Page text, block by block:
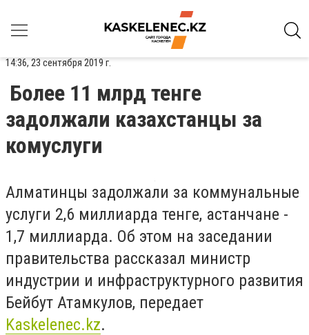
14:36, 23 сентября 2019 г.
Более 11 млрд тенге
задолжали казахстанцы за
комуслуги
Алматинцы задолжали за коммунальные
услуги 2,6 миллиарда тенге, астанчане -
1,7 миллиарда. Об этом на заседании
правительства рассказал министр
индустрии и инфраструктурного развития
Бейбут Атамкулов, передает
Kaskelenec.kz.